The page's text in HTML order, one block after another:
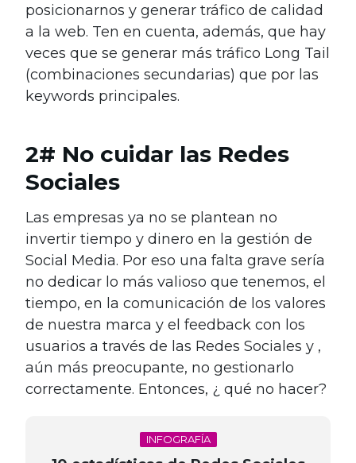
posicionarnos y generar tráfico de calidad
a la web. Ten en cuenta, además, que hay
veces que se generar más tráfico Long Tail
(combinaciones secundarias) que por las
keywords principales.
2# No cuidar las Redes
Sociales
Las empresas ya no se plantean no
invertir tiempo y dinero en la gestión de
Social Media. Por eso una falta grave sería
no dedicar lo más valioso que tenemos, el
tiempo, en la comunicación de los valores
de nuestra marca y el feedback con los
usuarios a través de las Redes Sociales y ,
aún más preocupante, no gestionarlo
correctamente. Entonces, ¿ qué no hacer?
INFOGRAFÍA